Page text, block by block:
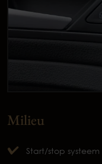
Milieu
Start/stop systeem